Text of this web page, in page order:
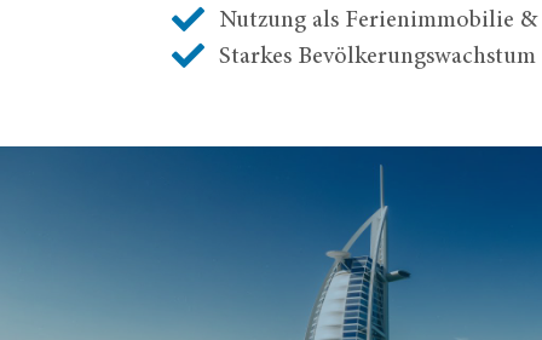
Nutzung als Ferienimmobilie
Starkes